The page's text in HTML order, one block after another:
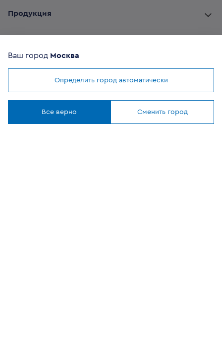
Мы используем cookies
Продукция
Где купить
Ваш город Москва
Определить город автоматически
Все верно Сменить город